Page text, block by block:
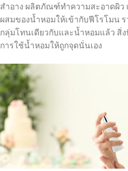
สำอาง ผลิตภัณฑ์ทำความสะอาดผิว
ผสมของน้ำหอมให้เข้ากับฟีโรโมน
กลุ่มโทนเดียวกับและน้ำหอมแล้ว สิ่
การใช้น้ำหอมให้ถูกจุดนั่นเอง